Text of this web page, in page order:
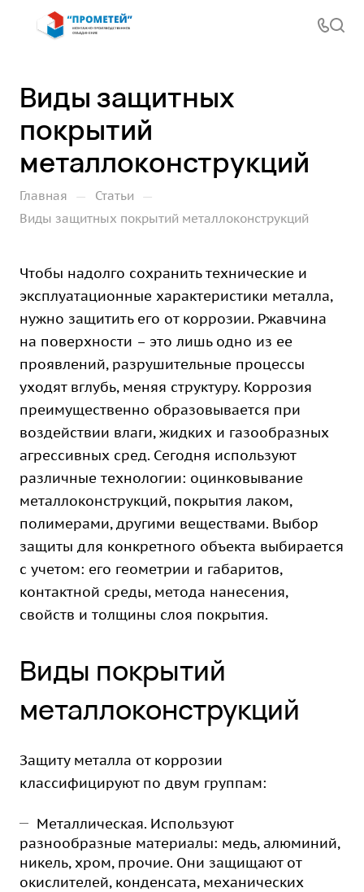
Виды защитных
покрытий
металлоконструкций
Главная — Статьи —
Виды защитных покрытий металлоконструкций
Чтобы надолго сохранить технические и
эксплуатационные характеристики металла,
нужно защитить его от коррозии. Ржавчина
на поверхности – это лишь одно из ее
проявлений, разрушительные процессы
уходят вглубь, меняя структуру. Коррозия
преимущественно образовывается при
воздействии влаги, жидких и газообразных
агрессивных сред. Сегодня используют
различные технологии: оцинковывание
металлоконструкций, покрытия лаком,
полимерами, другими веществами. Выбор
защиты для конкретного объекта выбирается
с учетом: его геометрии и габаритов,
контактной среды, метода нанесения,
свойств и толщины слоя покрытия.
Виды покрытий
металлоконструкций
Защиту металла от коррозии
классифицируют по двум группам:
Металлическая. Используют
разнообразные материалы: медь, алюминий,
никель, хром, прочие. Они защищают от
окислителей, конденсата, механических